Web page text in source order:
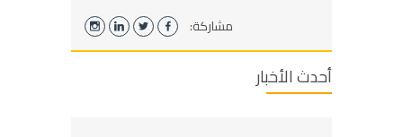
مشاركة:
أحدث الأخبار